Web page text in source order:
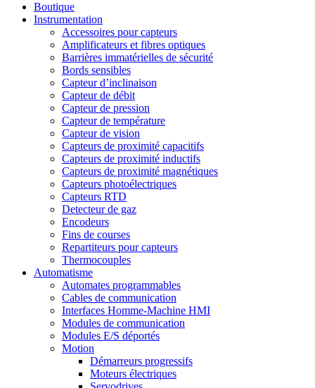
Boutique
Instrumentation
Accessoires pour capteurs
Amplificateurs et fibres optiques
Barrières immatérielles de sécurité
Bords sensibles
Capteur d’inclinaison
Capteur de débit
Capteur de pression
Capteur de température
Capteur de vision
Capteurs de proximité capacitifs
Capteurs de proximité inductifs
Capteurs de proximité magnétiques
Capteurs photoélectriques
Capteurs RTD
Detecteur de gaz
Encodeurs
Fins de courses
Repartiteurs pour capteurs
Thermocouples
Automatisme
Automates programmables
Cables de communication
Interfaces Homme-Machine HMI
Modules de communication
Modules E/S déportés
Motion
Démarreurs progressifs
Moteurs électriques